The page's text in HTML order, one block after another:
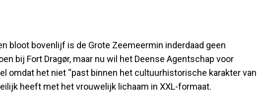
bloot bovenlijf is de Grote Zeemeermin inderdaad geen
bij Fort Dragør, maar nu wil het Deense Agentschap voor
omdat het niet “past binnen het cultuurhistorische karakter van
heeft met het vrouwelijk lichaam in XXL-formaat.